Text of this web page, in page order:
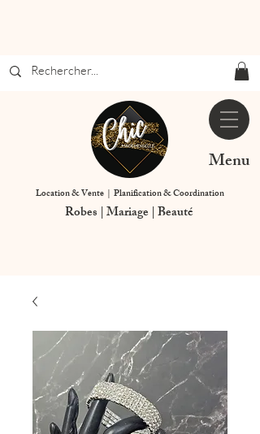
Menu
Location & Vente | Planification & Coordination
Robes | Mariage | Beauté